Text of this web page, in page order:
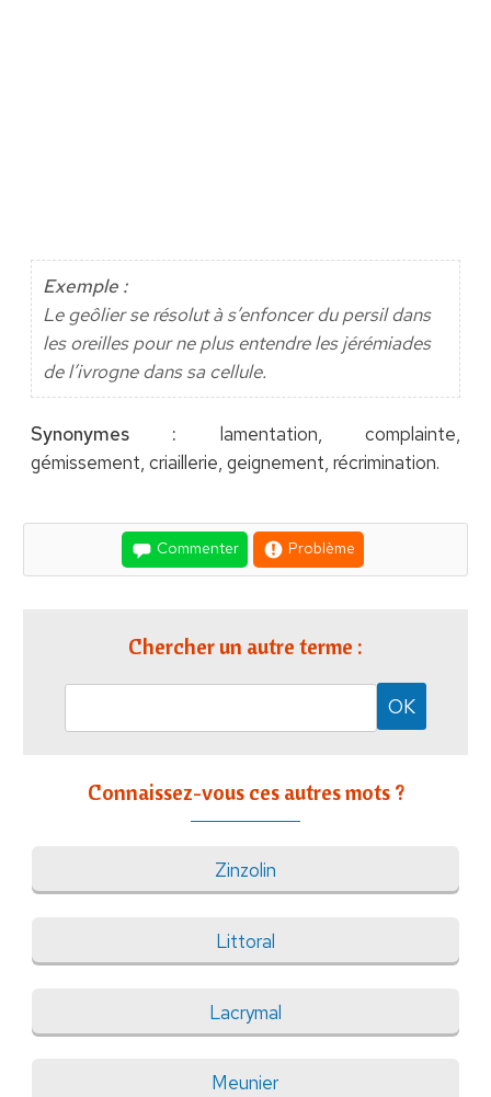
Exemple :
Le geôlier se résolut à s’enfoncer du persil dans
les oreilles pour ne plus entendre les jérémiades
de l’ivrogne dans sa cellule.
Synonymes : lamentation, complainte,
gémissement, criaillerie, geignement, récrimination.
Commenter Problème
Chercher un autre terme :
Connaissez-vous ces autres mots ?
Zinzolin
Littoral
Lacrymal
Meunier